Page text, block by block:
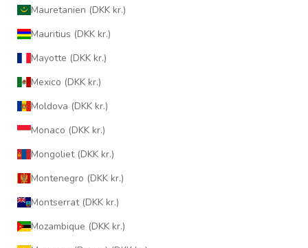
Mauretanien (DKK kr.)
Mauritius (DKK kr.)
Mayotte (DKK kr.)
Mexico (DKK kr.)
Moldova (DKK kr.)
Monaco (DKK kr.)
Mongoliet (DKK kr.)
Montenegro (DKK kr.)
Montserrat (DKK kr.)
Mozambique (DKK kr.)